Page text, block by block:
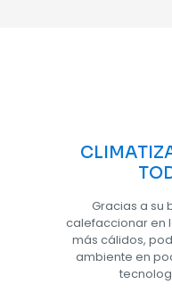
Gracias a su
calefaccionar en
más cálidos,
ambiente en